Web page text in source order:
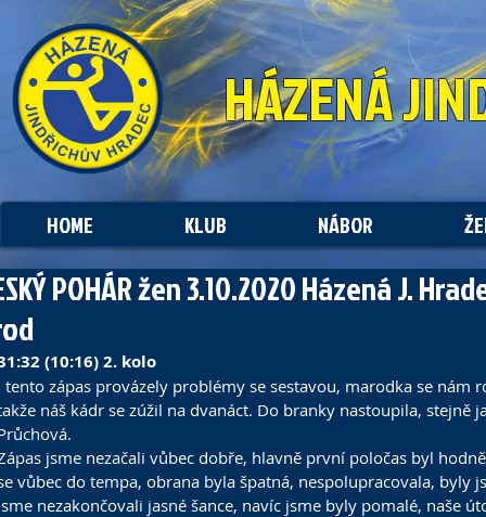
HÁZENÁ
HOME KLUB NÁBOR
POHÁR žen 3.10.2020 Házená J.
(10:16) 2. kolo
tento zápas provázely problémy se sestavou, marodka se nám
náš kádr se zúžil na dvanáct. Do branky nastoupila, stejně
jsme nezačali vůbec dobře, hlavně první poločas byl
vůbec do tempa, obrana byla špatná, nespolupracovala, byly
nezakončovali jasné šance, navíc jsme byly pomalé, naše